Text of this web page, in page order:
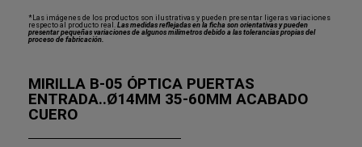
*Las imágenes de los productos son ilustrativas y pueden presentar ligeras variaciones
respecto al producto real. Las medidas reflejadas en la ficha son orientativas y pueden
presentar pequeñas variaciones de algunos milímetros debido a las tolerancias propias del
proceso de fabricación.
MIRILLA B-05 ÓPTICA PUERTAS
ENTRADA..Ø14MM 35-60MM ACABADO
CUERO